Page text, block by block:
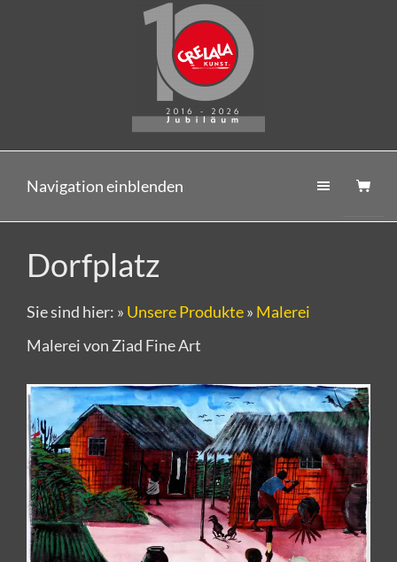
Navigation einblenden
Dorfplatz
Sie sind hier: » Unsere Produkte» Malerei
Malerei von Ziad Fine Art